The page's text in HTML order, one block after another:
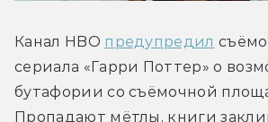
Канал HBO предупредил
сериала «Гарри Поттер» о
бутафории со съёмочной
Пропадают мётлы, книги